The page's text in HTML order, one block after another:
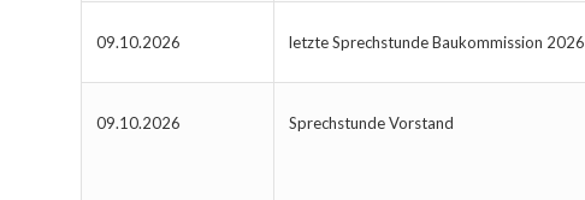
09.10.2026 letzte Sprechstunde Baukommission 2026
09.10.2026 Sprechstunde Vorstand